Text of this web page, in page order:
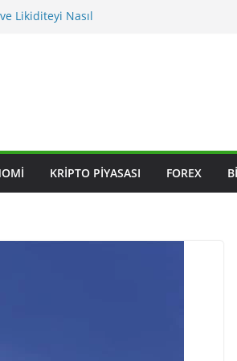
Likiditeyi Nasıl
Nasıl Etkiler?
Nasıl Takip
KRIPTO PIYASASI FOREX